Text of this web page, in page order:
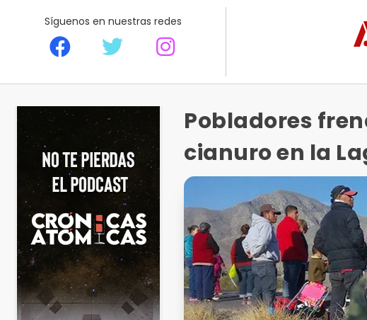
Síguenos en nuestras redes
Pobladores
cianuro en la